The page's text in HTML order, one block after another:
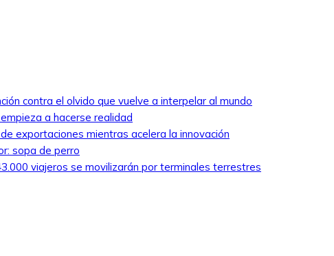
contra el olvido que vuelve a interpelar al mundo
a hacerse realidad
exportaciones mientras acelera la innovación
sopa de perro
viajeros se movilizarán por terminales terrestres